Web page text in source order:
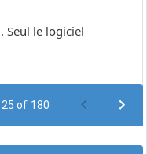
Seul le logiciel
of 180